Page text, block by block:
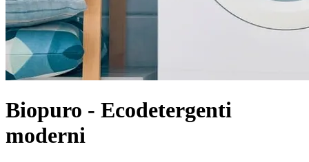
Biopuro - Ecodetergenti
moderni